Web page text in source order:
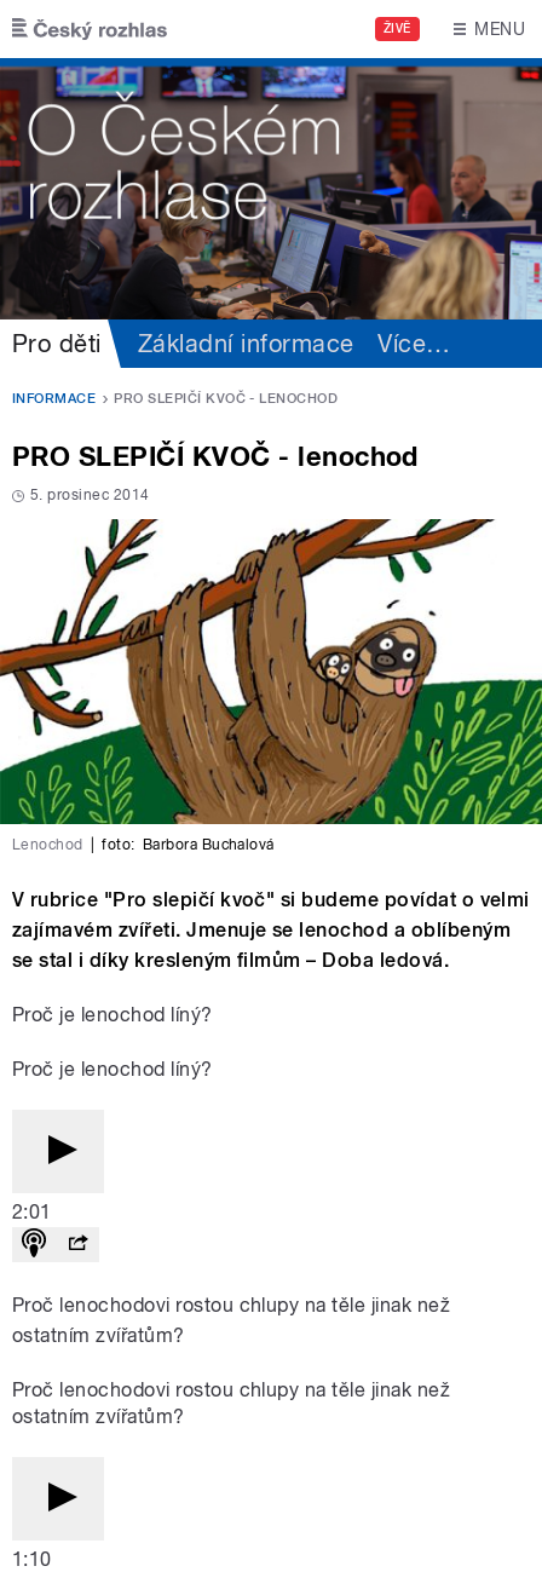
Přejít k hlavnímu obsahu
ŽIVĚ MENU
Pro děti Základní informace Více…
INFORMACE PRO SLEPIČÍ KVOČ - LENOCHOD
PRO SLEPIČÍ KVOČ - lenochod
5. prosinec 2014
Lenochod foto: Barbora Buchalová
V rubrice "Pro slepičí kvoč" si budeme povídat o velmi
zajímavém zvířeti. Jmenuje se lenochod a oblíbeným
se stal i díky kresleným filmům – Doba ledová.
Proč je lenochod líný?
Proč je lenochod líný?
2:01
Proč lenochodovi rostou chlupy na těle jinak než
ostatním zvířatům?
Proč lenochodovi rostou chlupy na těle jinak než
ostatním zvířatům?
1:10